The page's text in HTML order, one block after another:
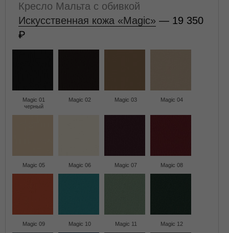
Кресло Мальта с обивкой
Искусственная кожа «Magic» — 19 350
Magic 01
черный
Magic 02 Magic 03 Magic 04
Magic 05 Magic 06 Magic 07 Magic 08
Magic 09 Magic 10 Magic 11 Magic 12